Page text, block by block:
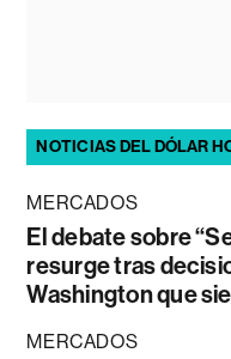
NOTICIAS DEL DÓLAR
MERCADOS
El debate sobre
resurge tras
Washington que
MERCADOS